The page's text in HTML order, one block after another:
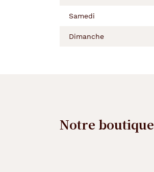
Samedi
Dimanche
Notre boutique